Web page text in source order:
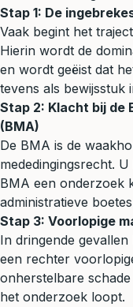
Stap 1: De
Vaak begint het
Hierin wordt de
en wordt geëist dat
tevens als bewijsstuk
Stap 2: Klacht bij de
(BMA)
De BMA is de
mededingingsrecht.
BMA een onderzoek
administratieve
Stap 3: Voorlopige
In dringende
een rechter
onherstelbare
het onderzoek loopt.